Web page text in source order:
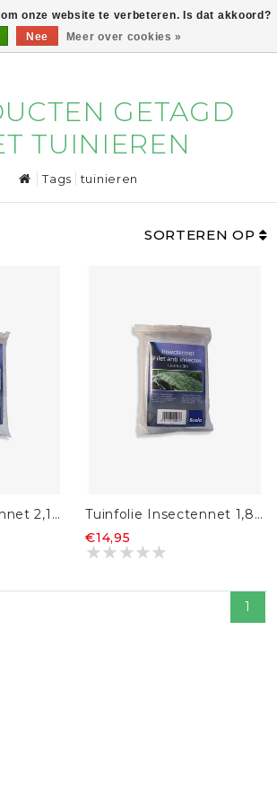
0
GETAGD
TUINIEREN
Tags tuinieren
SORTEREN OP
Tuinfolie Insectennet 2,1m x 4,5m
Tuinfolie Insectennet 1,83 x 3m
€14,95
1
onze website te verbeteren. Is dat akkoord?
Nee Meer over cookies »